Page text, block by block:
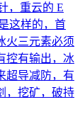
，重云的 E
这样的，首
火三元素必须
控有输出，冰
超导减防，有
，挖矿，破持